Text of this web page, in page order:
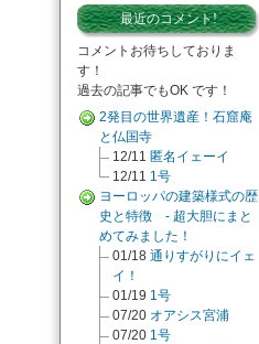
最近のコメント!
コメントお待ちしておりま
す！
過去の記事でもOK です！
2発目の世界遺産！石窟庵
と仏国寺
12/11 匿名イェーイ
12/11 1号
ヨーロッパの建築様式の歴
史と特徴 - 超大胆にまと
めてみました！
01/18 通りすがりにイェ
イ！
01/19 1号
07/20 オアシス宮浦
07/20 1号